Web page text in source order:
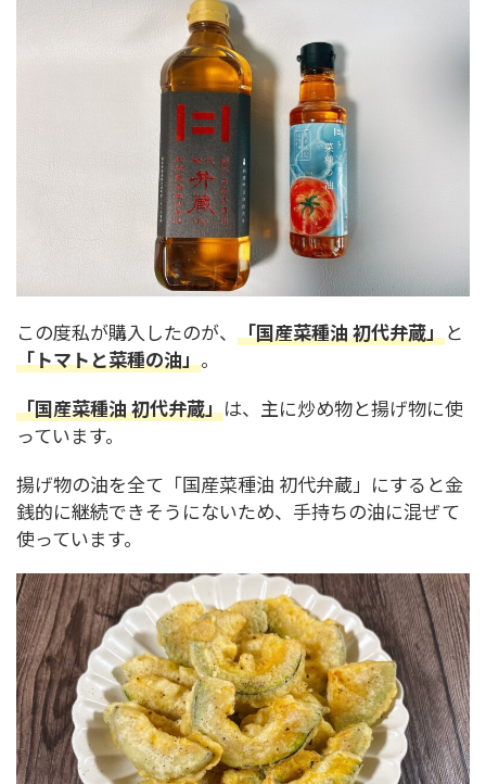
この度私が購入したのが、 「国産菜種油 初代弁蔵」と
「トマトと菜種の油」。
「国産菜種油 初代弁蔵」は、主に炒め物と揚げ物に使
っています。
揚げ物の油を全て「国産菜種油 初代弁蔵」にすると金
銭的に継続できそうにないため、手持ちの油に混ぜて
使っています。